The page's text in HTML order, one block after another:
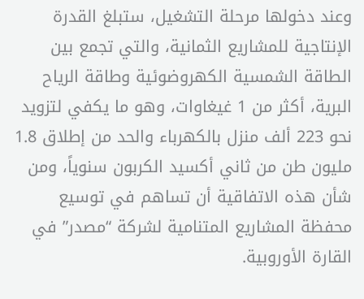
وعند دخولها مرحلة التشغيل، ستبلغ القدرة
الإنتاجية للمشاريع الثمانية، والتي تجمع بين
الطاقة الشمسية الكهروضوئية وطاقة الرياح
البرية، أكثر من 1 غيغاوات، وهو ما يكفي لتزويد
نحو 223 ألف منزل بالكهرباء والحد من إطلاق 1.8
مليون طن من ثاني أكسيد الكربون سنوياً، ومن
شأن هذه الاتفاقية أن تساهم في توسيع
محفظة المشاريع المتنامية لشركة “مصدر” في
القارة الأوروبية.